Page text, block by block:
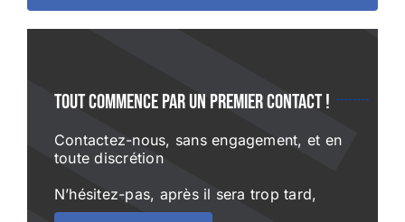
Tout commence par un premier contact !
Contactez-nous, sans engagement, et en
toute discrétion
N’hésitez-pas, après il sera trop tard,